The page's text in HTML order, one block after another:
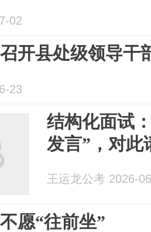
02
开县处级领导干
23
结构化面试
发言”，对此
王运龙公考 2026-
愿“往前坐”